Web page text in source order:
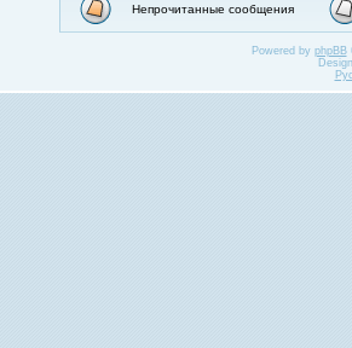
Непрочитанные сообщения
Powered by phpBB